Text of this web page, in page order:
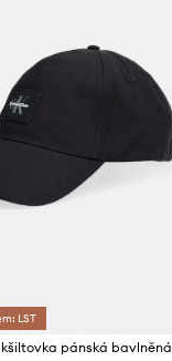
LST
pánská bavlněná